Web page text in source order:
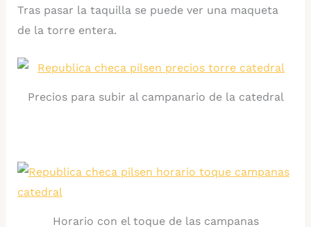
Tras pasar la taquilla se puede ver una maqueta
de la torre entera.
Precios para subir al campanario de la catedral
Horario con el toque de las campanas